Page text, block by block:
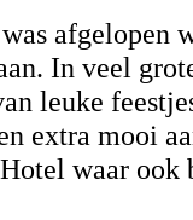
afgelopen
In veel
leuke
extra mooi
Hotel waar